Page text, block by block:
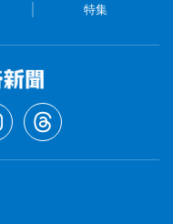
特集